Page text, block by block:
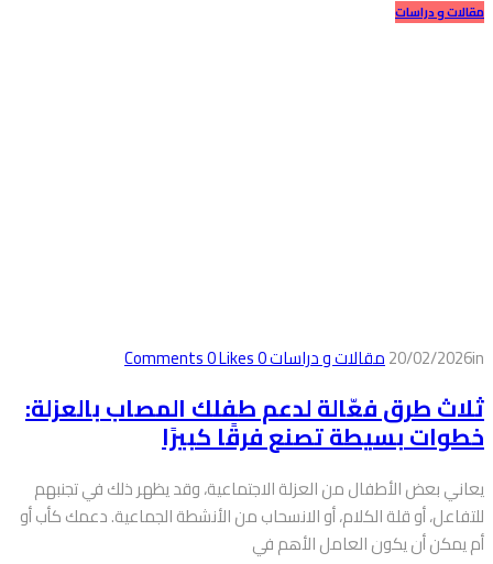
مقالات و دراسات
20/02/2026in مقالات و دراسات0
Comments
0Likes
ثلاث طرق فعّالة لدعم طفلك المصاب بالعزلة:
خطوات بسيطة تصنع فرقًا كبيرًا
يعاني بعض الأطفال من العزلة الاجتماعية، وقد يظهر ذلك في تجنبهم
للتفاعل، أو قلة الكلام، أو الانسحاب من الأنشطة الجماعية. دعمك كأب أو
أم يمكن أن يكون العامل الأهم في